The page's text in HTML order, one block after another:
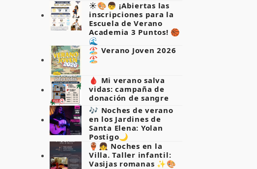
☀️🎨👦 ¡Abiertas las
inscripciones para la
Escuela de Verano
Academia 3 Puntos! 🏀
🌊
🏖️ Verano Joven 2026
🏖️
🩸 Mi verano salva
vidas: campaña de
donación de sangre
🎶 Noches de verano
en los Jardines de
Santa Elena: Yolan
Postigo🌙
🏺👧 Noches en la
Villa. Taller infantil:
Vasijas romanas ✨🎨